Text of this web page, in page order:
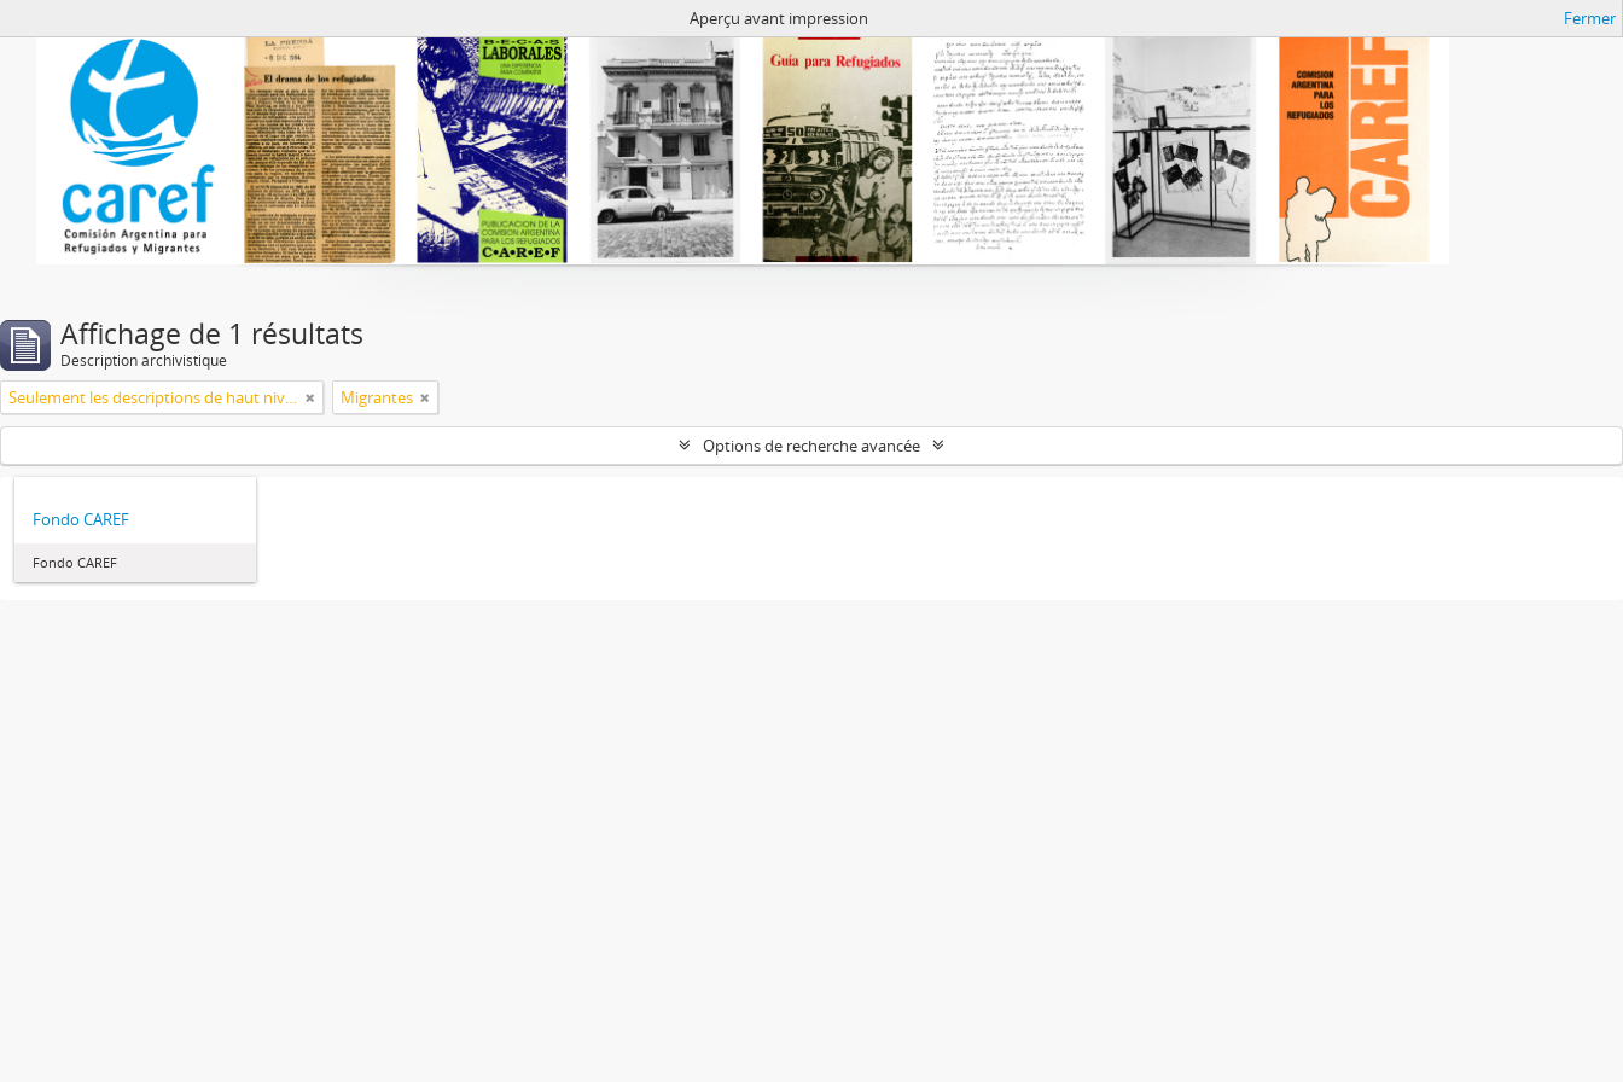
Aperçu avant impression Fermer
Affichage de 1 résultats
Description archivistique
Seulement les descriptions de haut niveau Migrantes
Options de recherche avancée
Fondo CAREF
Fondo CAREF